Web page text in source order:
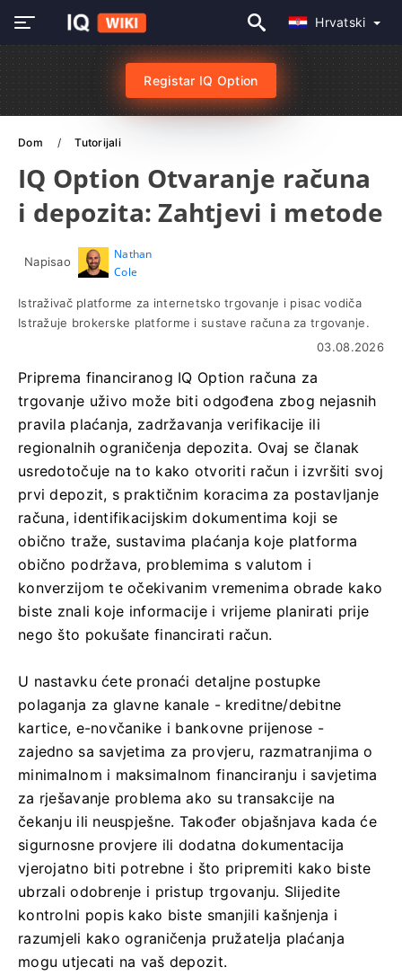
Hrvatski
Registar IQ Option
Dom Tutorijali
IQ Option Otvaranje računa
i depozita: Zahtjevi i metode
Napisao
Nathan
Cole
Istraživač platforme za internetsko trgovanje i pisac vodiča
Istražuje brokerske platforme i sustave računa za trgovanje.
03.08.2026
Priprema financiranog IQ Option računa za
trgovanje uživo može biti odgođena zbog nejasnih
pravila plaćanja, zadržavanja verifikacije ili
regionalnih ograničenja depozita. Ovaj se članak
usredotočuje na to kako otvoriti račun i izvršiti svoj
prvi depozit, s praktičnim koracima za postavljanje
računa, identifikacijskim dokumentima koji se
obično traže, sustavima plaćanja koje platforma
obično podržava, problemima s valutom i
konverzijom te očekivanim vremenima obrade kako
biste znali koje informacije i vrijeme planirati prije
nego što pokušate financirati račun.
U nastavku ćete pronaći detaljne postupke
polaganja za glavne kanale - kreditne/debitne
kartice, e-novčanike i bankovne prijenose -
zajedno sa savjetima za provjeru, razmatranjima o
minimalnom i maksimalnom financiranju i savjetima
za rješavanje problema ako su transakcije na
čekanju ili neuspješne. Također objašnjava kada će
sigurnosne provjere ili dodatna dokumentacija
vjerojatno biti potrebne i što pripremiti kako biste
ubrzali odobrenje i pristup trgovanju. Slijedite
kontrolni popis kako biste smanjili kašnjenja i
razumjeli kako ograničenja pružatelja plaćanja
mogu utjecati na vaš depozit.